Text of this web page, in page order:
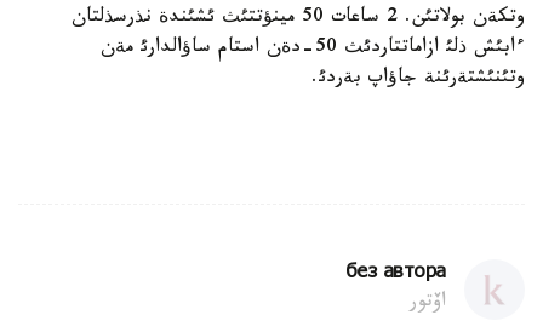
وتكةن بولاتئن. 2 ساعات 50 مينؤتتئث ئشئندة نذرسذلتان
ءابئش ذلئ ازاماتتاردئث 50-دةن استام ساؤالدارئ مةن
وتئنئشتةرئنة جاؤاپ بةردئ.
без автора
اۆتور